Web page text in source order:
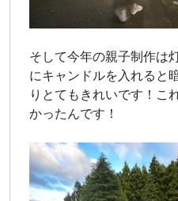
そして今年の親子制作は
にキャンドルを入れると
りとてもきれいです！こ
かったんです！